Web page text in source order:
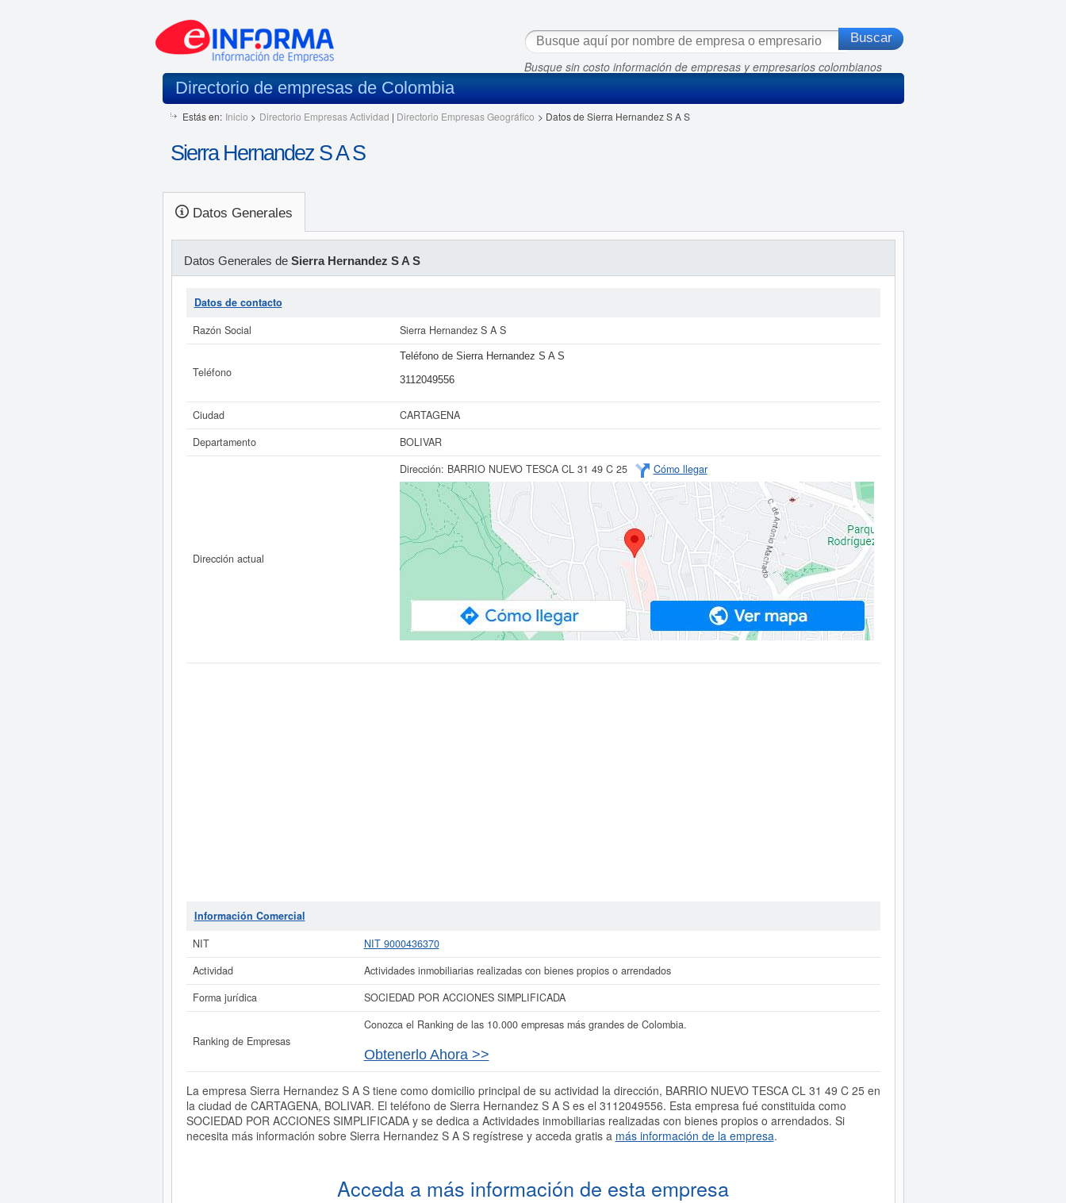
Busque sin costo información de empresas y empresarios colombianos
Directorio de empresas de Colombia
Estás en: Inicio > Directorio Empresas Actividad | Directorio Empresas Geográfico > Datos de Sierra Hernandez S A S
Sierra Hernandez S A S
Datos Generales
Datos Generales de Sierra Hernandez S A S
Datos de contacto
Razón Social
Sierra Hernandez S A S
Teléfono
Teléfono de Sierra Hernandez S A S
3112049556
Ciudad
CARTAGENA
Departamento
BOLIVAR
Dirección actual
Dirección: BARRIO NUEVO TESCA CL 31 49 C 25 Cómo llegar
Información Comercial
NIT
NIT 9000436370
Actividad
Actividades inmobiliarias realizadas con bienes propios o arrendados
Forma jurídica
SOCIEDAD POR ACCIONES SIMPLIFICADA
Ranking de Empresas
Conozca el Ranking de las 10.000 empresas más grandes de Colombia.
Obtenerlo Ahora >>
La empresa Sierra Hernandez S A S tiene como domicilio principal de su actividad la dirección, BARRIO NUEVO TESCA CL 31 49 C 25 en
la ciudad de CARTAGENA, BOLIVAR. El teléfono de Sierra Hernandez S A S es el 3112049556. Esta empresa fué constituida como
SOCIEDAD POR ACCIONES SIMPLIFICADA y se dedica a Actividades inmobiliarias realizadas con bienes propios o arrendados. Si
necesita más información sobre Sierra Hernandez S A S regístrese y acceda gratis a más información de la empresa.
Acceda a más información de esta empresa